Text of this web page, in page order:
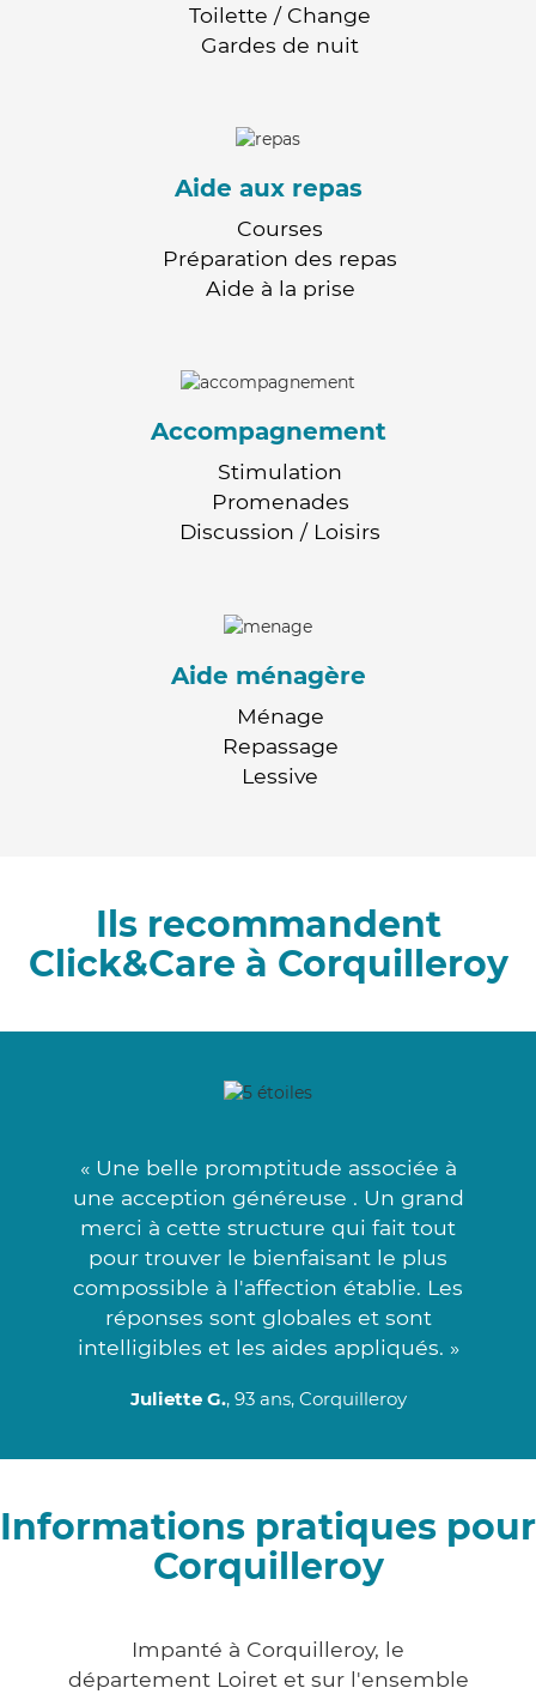
Toilette / Change
Gardes de nuit
Aide aux repas
Courses
Préparation des repas
Aide à la prise
Accompagnement
Stimulation
Promenades
Discussion / Loisirs
Aide ménagère
Ménage
Repassage
Lessive
Ils recommandent
Click&Care à Corquilleroy
« Une belle promptitude associée à
une acception généreuse . Un grand
merci à cette structure qui fait tout
pour trouver le bienfaisant le plus
compossible à l'affection établie. Les
réponses sont globales et sont
intelligibles et les aides appliqués. »
Juliette G., 93 ans, Corquilleroy
Informations pratiques pour
Corquilleroy
Impanté à Corquilleroy, le
département Loiret et sur l'ensemble